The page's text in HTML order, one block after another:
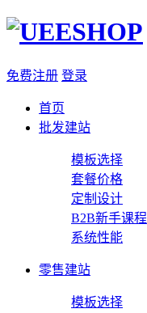
免费注册 登录
首页
批发建站
模板选择
套餐价格
定制设计
B2B新手课程
系统性能
零售建站
模板选择